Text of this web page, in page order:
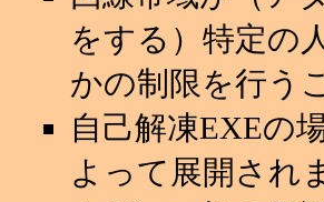
をする）特定の
かの制限を行う
自己解凍EXEの
よって展開され